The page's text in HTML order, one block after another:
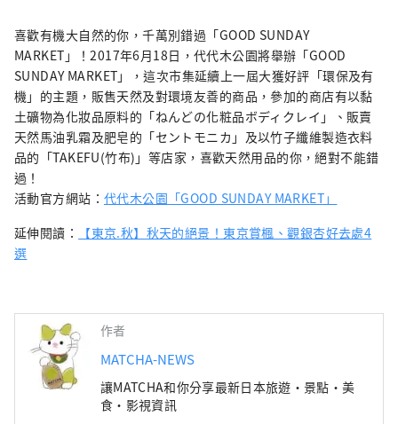
喜歡有機大自然的你，千萬別錯過「GOOD SUNDAY
MARKET」！2017年6月18日，代代木公園將舉辦「GOOD
SUNDAY MARKET」，這次市集延續上一屆大獲好評「環保及有
機」的主題，販售天然及對環境友善的商品，參加的商店有以黏
土礦物為化妝品原料的「ねんどの化粧品ボディクレイ」、販賣
天然馬油乳霜及肥皂的「セントモニカ」及以竹子纖維製造衣料
品的「TAKEFU(竹布)」等店家，喜歡天然用品的你，絕對不能錯
過！
活動官方網站： 代代木公園「GOOD SUNDAY MARKET」
延伸閱讀：
【東京.秋】秋天的絕景！東京賞楓、觀銀杏好去處4
選
作者
MATCHA-NEWS
讓MATCHA和你分享最新日本旅遊・景點・美
食・影視資訊